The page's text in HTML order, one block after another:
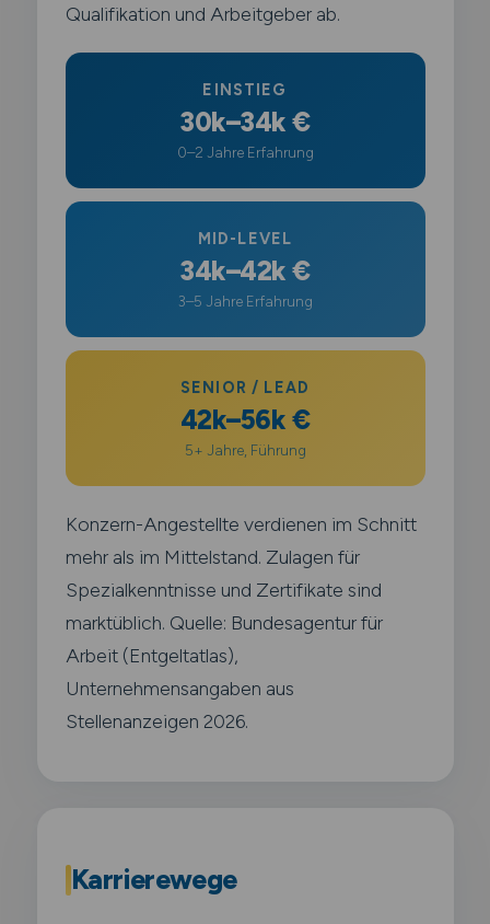
Qualifikation und Arbeitgeber ab.
EINSTIEG
30k–34k €
0–2 Jahre Erfahrung
MID-LEVEL
34k–42k €
3–5 Jahre Erfahrung
SENIOR / LEAD
42k–56k €
5+ Jahre, Führung
Konzern-Angestellte verdienen im Schnitt
mehr als im Mittelstand. Zulagen für
Spezialkenntnisse und Zertifikate sind
marktüblich. Quelle: Bundesagentur für
Arbeit (Entgeltatlas),
Unternehmensangaben aus
Stellenanzeigen 2026.
Karrierewege